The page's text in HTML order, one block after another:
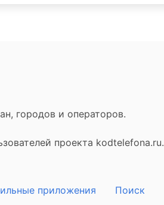
городов и операторов.
проекта kodtelefona.ru.
приложения Поиск